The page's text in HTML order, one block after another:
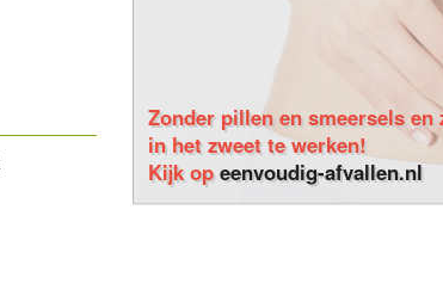
Zonder pillen en smeersels en
in het zweet te werken!
Kijk opeenvoudig-afvallen.nl